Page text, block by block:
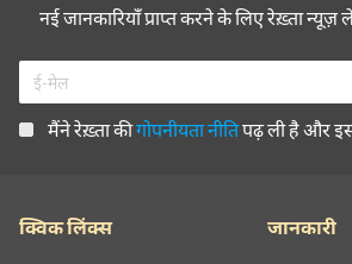
नई जानकारियाँ प्राप्त करने के लिए रेख़्ता न्यूज़
मैंने रेख़्ता कीगोपनीयता नीतिपढ़ ली है और
क्विक लिंक्स जानकारी